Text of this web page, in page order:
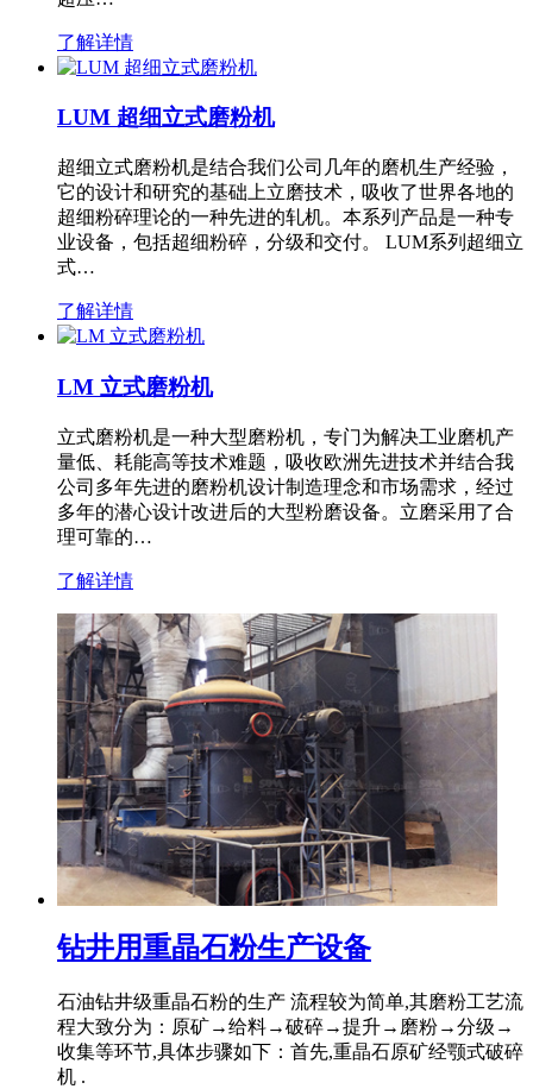
了解详情
LUM 超细立式磨粉机
超细立式磨粉机是结合我们公司几年的磨机生产经验，
它的设计和研究的基础上立磨技术，吸收了世界各地的
超细粉碎理论的一种先进的轧机。本系列产品是一种专
业设备，包括超细粉碎，分级和交付。 LUM系列超细立
式…
了解详情
LM 立式磨粉机
立式磨粉机是一种大型磨粉机，专门为解决工业磨机产
量低、耗能高等技术难题，吸收欧洲先进技术并结合我
公司多年先进的磨粉机设计制造理念和市场需求，经过
多年的潜心设计改进后的大型粉磨设备。立磨采用了合
理可靠的…
了解详情
钻井用重晶石粉生产设备
石油钻井级重晶石粉的生产 流程较为简单,其磨粉工艺流
程大致分为：原矿→给料→破碎→提升→磨粉→分级→
收集等环节,具体步骤如下：首先,重晶石原矿经颚式破碎
机 .